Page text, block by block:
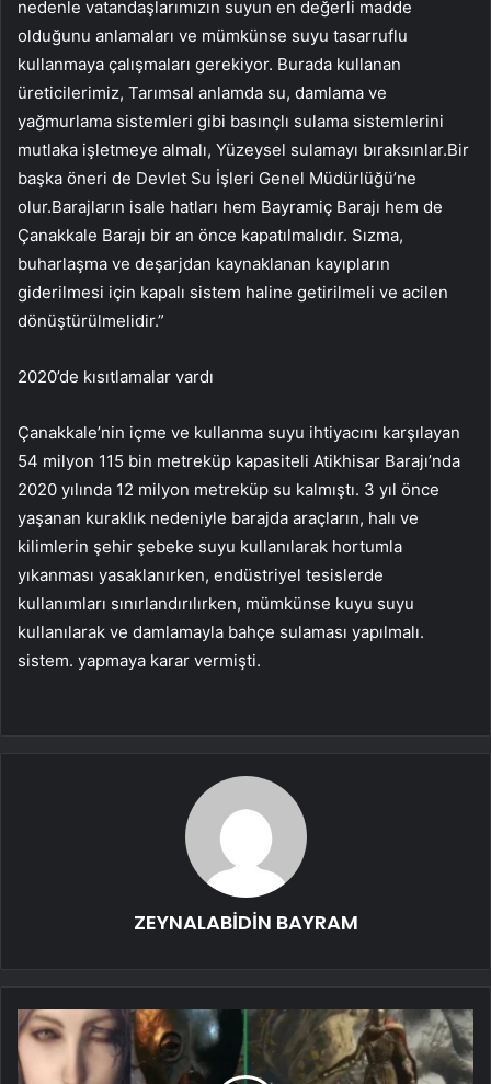
nedenle vatandaşlarımızın suyun en değerli madde
olduğunu anlamaları ve mümkünse suyu tasarruflu
kullanmaya çalışmaları gerekiyor. Burada kullanan
üreticilerimiz, Tarımsal anlamda su, damlama ve
yağmurlama sistemleri gibi basınçlı sulama sistemlerini
mutlaka işletmeye almalı, Yüzeysel sulamayı bıraksınlar.Bir
başka öneri de Devlet Su İşleri Genel Müdürlüğü’ne
olur.Barajların isale hatları hem Bayramiç Barajı hem de
Çanakkale Barajı bir an önce kapatılmalıdır. Sızma,
buharlaşma ve deşarjdan kaynaklanan kayıpların
giderilmesi için kapalı sistem haline getirilmeli ve acilen
dönüştürülmelidir.”
2020’de kısıtlamalar vardı
Çanakkale’nin içme ve kullanma suyu ihtiyacını karşılayan
54 milyon 115 bin metreküp kapasiteli Atikhisar Barajı’nda
2020 yılında 12 milyon metreküp su kalmıştı. 3 yıl önce
yaşanan kuraklık nedeniyle barajda araçların, halı ve
kilimlerin şehir şebeke suyu kullanılarak hortumla
yıkanması yasaklanırken, endüstriyel tesislerde
kullanımları sınırlandırılırken, mümkünse kuyu suyu
kullanılarak ve damlamayla bahçe sulaması yapılmalı.
sistem. yapmaya karar vermişti.
ZEYNALABİDİN BAYRAM